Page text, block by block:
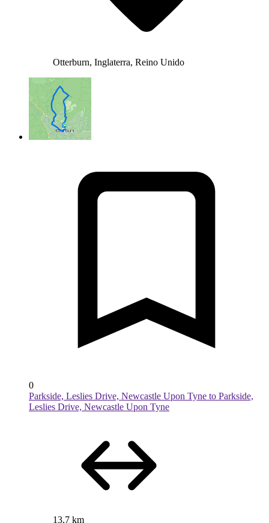
Otterburn, Inglaterra, Reino Unido
0
Parkside, Leslies Drive, Newcastle Upon Tyne to Parkside,
Leslies Drive, Newcastle Upon Tyne
13,7 km